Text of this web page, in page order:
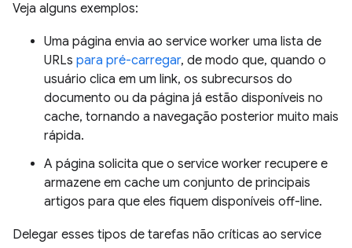
Veja alguns exemplos:
Uma página envia ao service worker uma lista de
URLs para pré-carregar, de modo que, quando o
usuário clica em um link, os subrecursos do
documento ou da página já estão disponíveis no
cache, tornando a navegação posterior muito mais
rápida.
A página solicita que o service worker recupere e
armazene em cache um conjunto de principais
artigos para que eles fiquem disponíveis off-line.
Delegar esses tipos de tarefas não críticas ao service